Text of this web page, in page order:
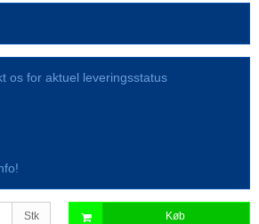
os for aktuel leveringsstatus
Stk Køb